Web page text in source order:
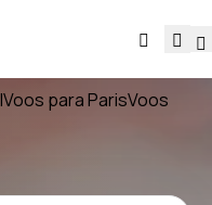
Voos para ParisVoos